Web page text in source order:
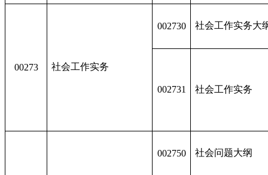
00273 社会工作实务
002730 社会工作实务大
002731 社会工作实务
002750 社会问题大纲